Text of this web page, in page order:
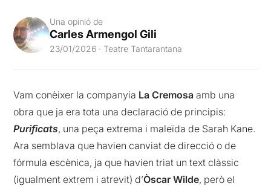
Una opinió de
Carles Armengol Gili
23/01/2026 · Teatre Tantarantana
Vam conèixer la companyia La Cremosa amb una
obra que ja era tota una declaració de principis:
Purificats, una peça extrema i maleïda de Sarah Kane.
Ara semblava que havien canviat de direcció o de
fórmula escènica, ja que havien triat un text clàssic
(igualment extrem i atrevit) d’Òscar Wilde, però el